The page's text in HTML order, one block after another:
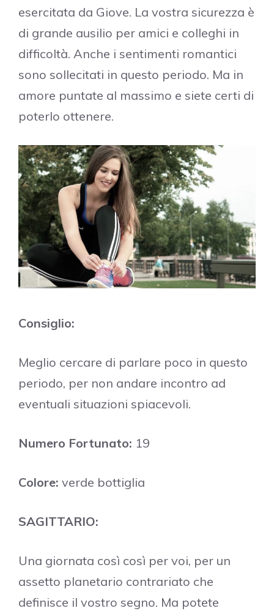
esercitata da Giove. La vostra sicurezza è
di grande ausilio per amici e colleghi in
difficoltà. Anche i sentimenti romantici
sono sollecitati in questo periodo. Ma in
amore puntate al massimo e siete certi di
poterlo ottenere.
Consiglio:
Meglio cercare di parlare poco in questo
periodo, per non andare incontro ad
eventuali situazioni spiacevoli.
Numero Fortunato: 19
Colore: verde bottiglia
SAGITTARIO:
Una giornata così così per voi, per un
assetto planetario contrariato che
definisce il vostro segno. Ma potete